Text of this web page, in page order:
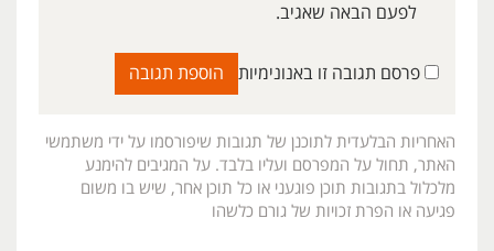
לפעם הבאה שאגיב.
פרסם תגובה זו באנונימיות
האחריות הבלעדית לתוכנן של תגובות שיפורסמו על ידי משתמשי
האתר, תחול על המפרסם ועליו בלבד. על המגיבים להימנע
מלכלול בתגובות תוכן פוגעני או כל תוכן אחר, שיש בו משום
פגיעה או הפרת זכויות של גורם כלשהו